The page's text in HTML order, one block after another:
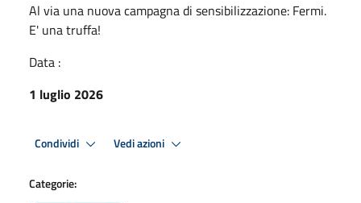
Al via una nuova campagna di sensibilizzazione: Fermi.
E' una truffa!
Data :
1 luglio 2026
Condividi Vedi azioni
Categorie: